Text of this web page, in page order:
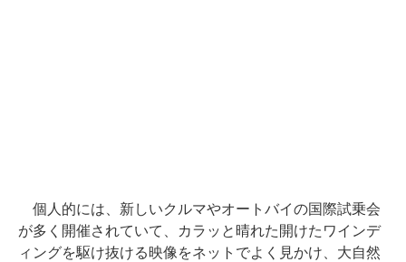
個人的には、新しいクルマやオートバイの国際試乗会
が多く開催されていて、カラッと晴れた開けたワインデ
ィングを駆け抜ける映像をネットでよく見かけ、大自然